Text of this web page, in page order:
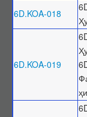
Нархнома
СОМОНАИ
6D.KOA-018
6D.KOA-019